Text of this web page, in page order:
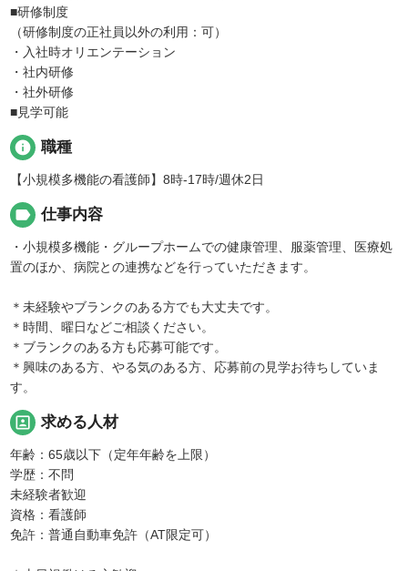
■研修制度
（研修制度の正社員以外の利用：可）
・入社時オリエンテーション
・社内研修
・社外研修
■見学可能
info 職種
【小規模多機能の看護師】8時-17時/週休2日
label 仕事内容
・小規模多機能・グループホームでの健康管理、服薬管理、医療処
置のほか、病院との連携などを行っていただきます。
＊未経験やブランクのある方でも大丈夫です。
＊時間、曜日などご相談ください。
＊ブランクのある方も応募可能です。
＊興味のある方、やる気のある方、応募前の見学お待ちしていま
す。
portrait 求める人材
年齢：65歳以下（定年年齢を上限）
学歴：不問
未経験者歓迎
資格：看護師
免許：普通自動車免許（AT限定可）